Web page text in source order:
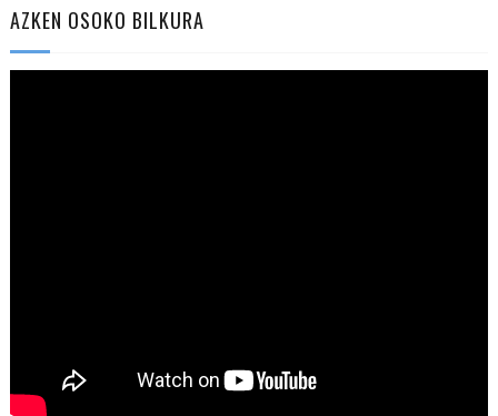
AZKEN OSOKO BILKURA